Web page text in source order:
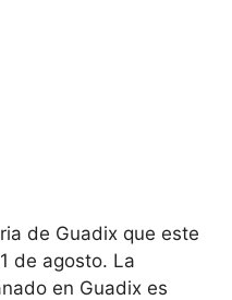
de Guadix que este
de agosto. La
en Guadix es